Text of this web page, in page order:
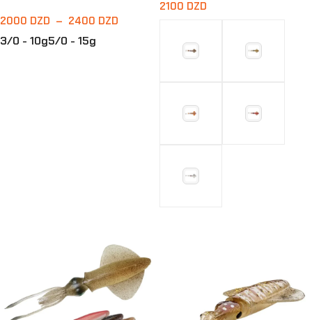
2000 DZD – 2400 DZD
3/0 - 10g5/0 - 15g
2100 DZD